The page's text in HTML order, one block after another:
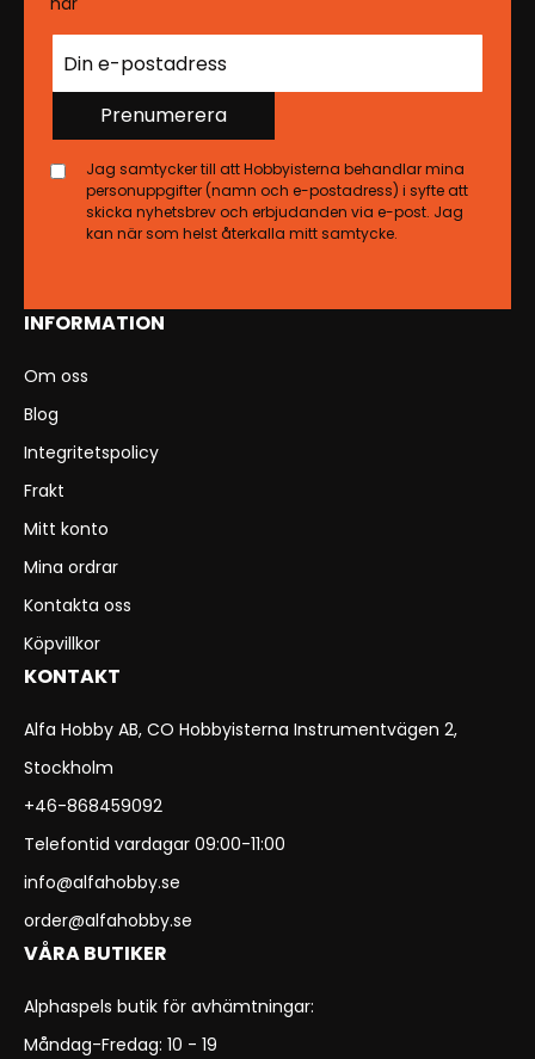
INFORMATION
Om oss
Blog
Integritetspolicy
Frakt
Mitt konto
Mina ordrar
Kontakta oss
Köpvillkor
KONTAKT
Alfa Hobby AB, CO Hobbyisterna Instrumentvägen 2,
Stockholm
+46-868459092
Telefontid vardagar 09:00-11:00
info@alfahobby.se
order@alfahobby.se
VÅRA BUTIKER
Alphaspels butik för avhämtningar:
Måndag-Fredag: 10 - 19
Prenumerera
Jag samtycker till att Hobbyisterna behandlar mina
personuppgifter (namn och e-postadress) i syfte att
skicka nyhetsbrev och erbjudanden via e-post. Jag
kan när som helst återkalla mitt samtycke.